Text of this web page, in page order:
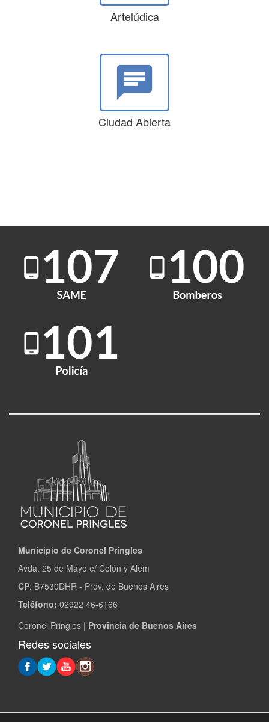
Artelúdica
chat
Ciudad Abierta
Municipio de Coronel Pringles
Avda. 25 de Mayo e/ Colón y Alem
CP: B7530DHR - Prov. de Buenos Aires
Teléfono: 02922 46-6166
Coronel Pringles | Provincia de Buenos Aires
Redes sociales